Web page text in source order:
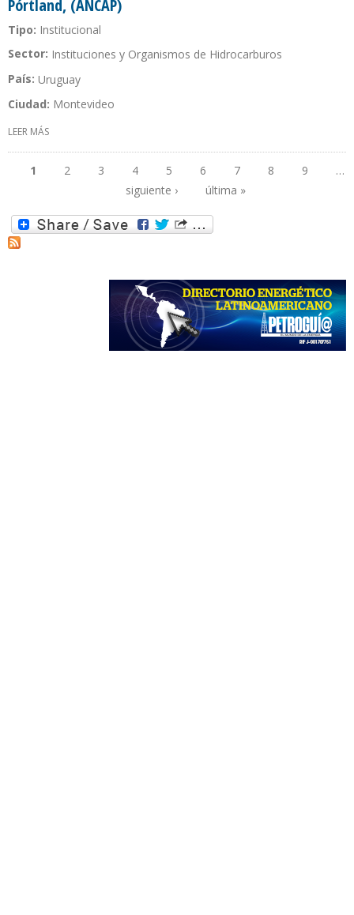
Pórtland, (ANCAP)
Tipo: Institucional
Sector: Instituciones y Organismos de Hidrocarburos
País: Uruguay
Ciudad: Montevideo
LEER MÁS
1 2 3 4 5 6 7 8 9
…
siguiente ›
última »